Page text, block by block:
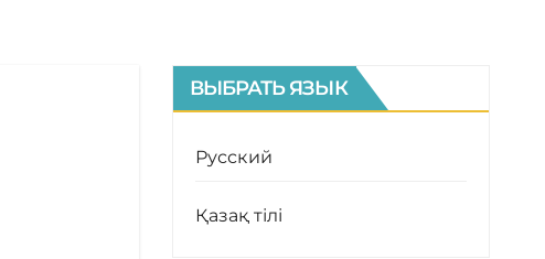
ВЫБРАТЬ ЯЗЫК
Русский
Қазақ тілі